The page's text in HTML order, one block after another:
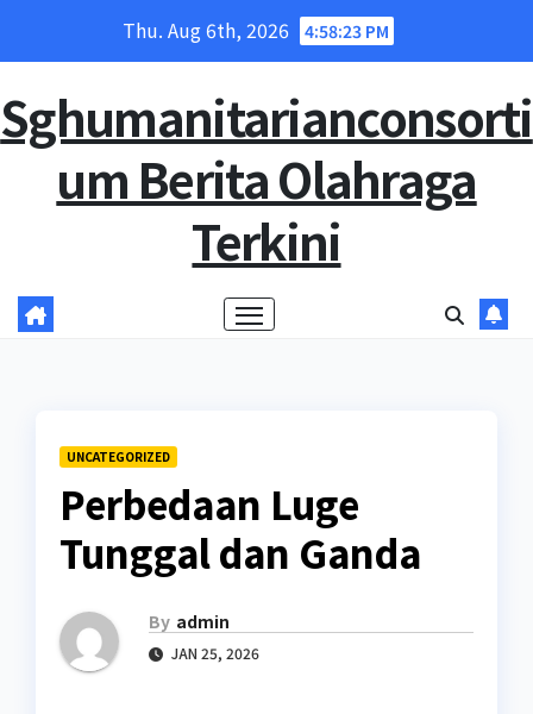
Thu. Aug 6th, 2026 4:58:24 PM
Sghumanitarianconsorti
um Berita Olahraga
Terkini
UNCATEGORIZED
Perbedaan Luge
Tunggal dan Ganda
By admin
JAN 25, 2026